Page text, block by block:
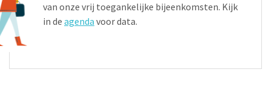
van onze vrij toegankelijke bijeenkomsten. Kijk
in de agenda voor data.